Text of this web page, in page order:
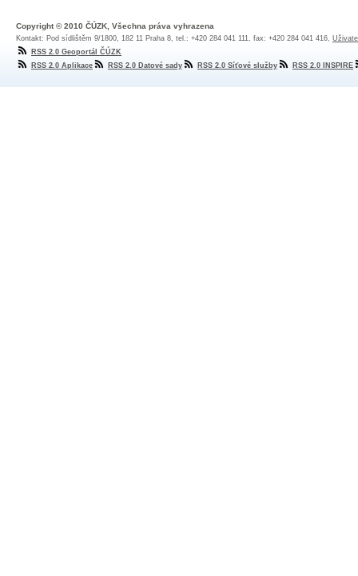
Copyright © 2010 ČÚZK, Všechna práva vyhrazena
Kontakt: Pod sídlištěm 9/1800, 182 11 Praha 8, tel.: +420 284 041 111, fax: +420 284 041 416,
RSS 2.0 Geoportál ČÚZK
RSS 2.0 Aplikace
RSS 2.0 Datové sady RSS 2.0 Síťové služby RSS 2.0 INSPIRE